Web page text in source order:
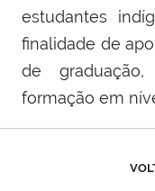
estudantes
finalidade de
de
formação em